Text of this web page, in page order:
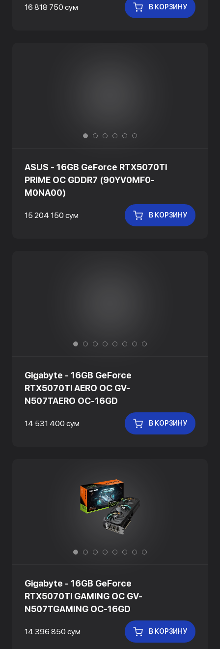
16 818 750 сум В КОРЗИНУ
ASUS - 16GB GeForce RTX5070Ti
PRIME OC GDDR7 (90YV0MF0-
M0NA00)
15 204 150 сум В КОРЗИНУ
Gigabyte - 16GB GeForce
RTX5070Ti AERO OC GV-
N507TAERO OC-16GD
14 531 400 сум В КОРЗИНУ
Gigabyte - 16GB GeForce
RTX5070Ti GAMING OC GV-
N507TGAMING OC-16GD
14 396 850 сум В КОРЗИНУ